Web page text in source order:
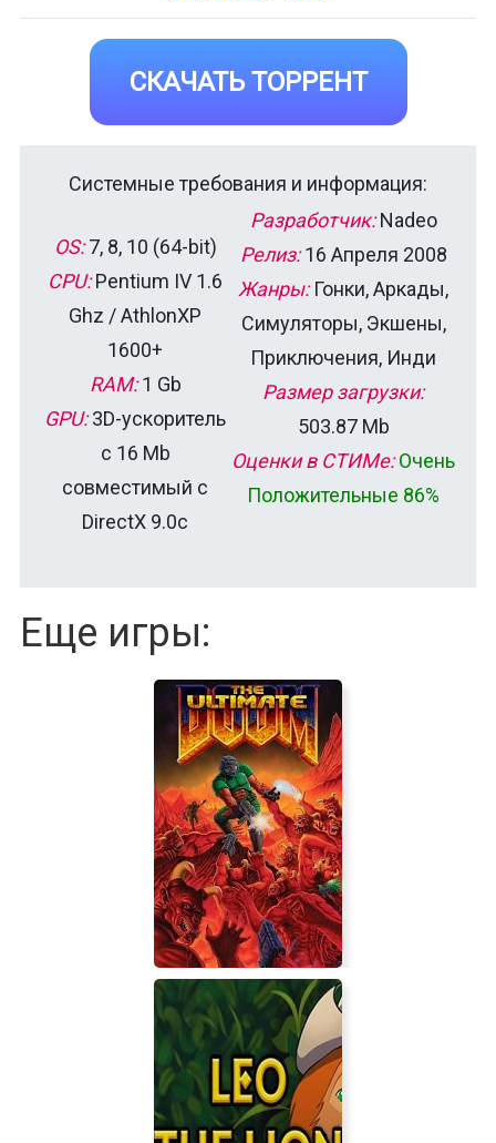
СКАЧАТЬ ТОРРЕНТ
Системные требования и информация:
OS:7, 8, 10 (64-bit)
CPU:Pentium IV 1.6
Ghz / AthlonXP
1600+
RAM:1 Gb
GPU:3D-ускоритель
с 16 Mb
совместимый с
DirectX 9.0c
Разработчик:Nadeo
Релиз:16 Апреля 2008
Жанры:Гонки, Аркады,
Симуляторы, Экшены,
Приключения, Инди
Размер загрузки:
503.87 Mb
Оценки в СТИМе: Очень
Положительные 86%
Еще игры: